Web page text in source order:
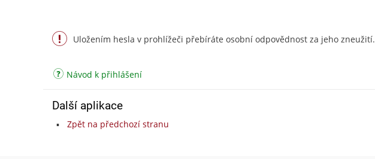
Uložením hesla v prohlížeči přebíráte osobní odpovědnost za jeho zneužití.
Návod k přihlášení
Další aplikace
Zpět na předchozí stranu